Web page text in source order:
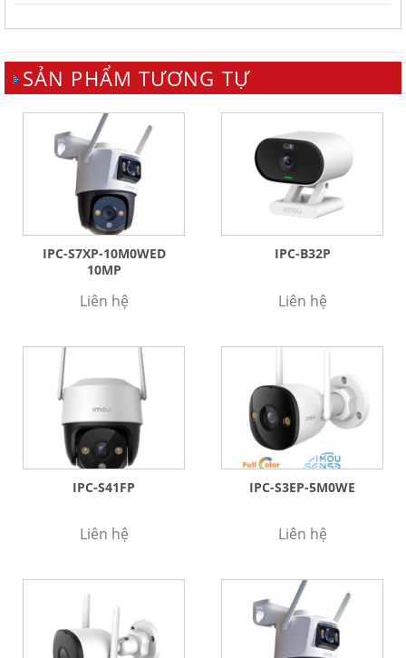
SẢN PHẨM TƯƠNG TỰ
IPC-S7XP-10M0WED
10MP
Liên hệ
IPC-B32P
Liên hệ
IPC-S41FP
Liên hệ
IPC-S3EP-5M0WE
Liên hệ